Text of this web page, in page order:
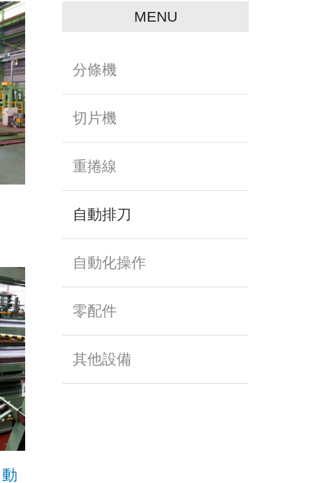
MENU
分條機
切片機
重捲線
自動排刀
自動化操作
零配件
其他設備